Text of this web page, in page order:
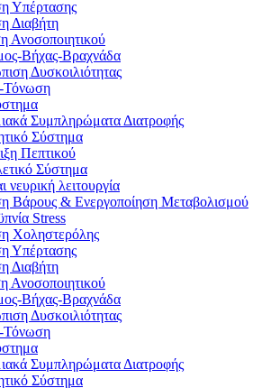
Υπέρτασης
Διαβήτη
Ανοσοποιητικού
Βήχας-Βραχνάδα
Δυσκοιλιότητας
Τόνωση
Συμπληρώματα Διατροφής
Σύστημα
Πεπτικού
Σύστημα
νευρική λειτουργία
Βάρους & Ενεργοποίηση Μεταβολισμού
Stress
Χοληστερόλης
Υπέρτασης
Διαβήτη
Ανοσοποιητικού
Βήχας-Βραχνάδα
Δυσκοιλιότητας
Τόνωση
Συμπληρώματα Διατροφής
Σύστημα